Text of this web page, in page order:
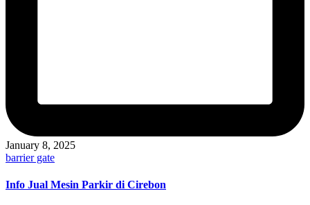
January 8, 2025
Posted
barrier gate
Info Jual Mesin Parkir di Cirebon